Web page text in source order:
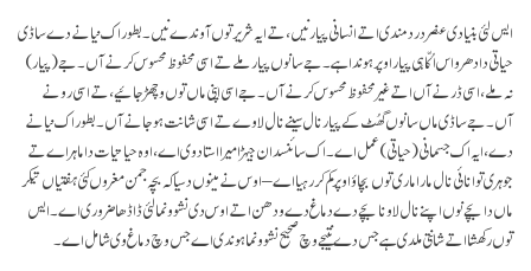
ایس لئی بنیادی عنصر دردمندی اتے انسانی پیار نیں، تے ایہ شریر توں آوندے نیں۔ بطور اک نیانے دے ساڈی
حیاتی دا دھرواس اُکّا ہی پیار اوپر ہوندا ہے۔ جے سانوں پیار ملے تے اسی محفوظ محسوس کرنے آں۔ جے (پیار)
نہ ملے، اسی ڈرنے آں اتے غیر محفوظ محسوس کرنے آں۔ جے اسی اپنی ماں توں وچھڑ جائیے، تے اسی رونے
آں۔ جے ساڈی ماں سانوں گھُٹ کے پیار نال سینے نال لاوے تے اسی شانت ہو جانے آں۔ بطور اک نیانے
دے، ایہ اک جسمانی (حیاتی) عمل اے۔ اک سائنسدان جیہڑا میرا استاد وی اے، اوہ حیاتیات دا ماہر اے تے
جوہری توانائی نال مارا ماری توں بچاؤ اوپر کم کر رہیا اے – اوس نے مینوں دسیا کہ بچہ جمن مغروں کئی ہفتیاں تیکر
ماں دا بچے نوں اپنے نال لاونا بچے دے دماغ دے ودھن اتے اوس دی نشو و نما لئی ڈاڈھا ضروری اے۔ ایس
توں رکھشا اتے شانتی ملدی ہے جس دے نتیجے وچ صحیح نشوونما ہوندی اے جس وچ دماغ وی شامل اے۔